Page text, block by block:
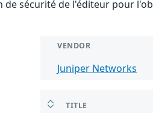
de sécurité de l'éditeur pour
VENDOR
Juniper Networks
TITLE